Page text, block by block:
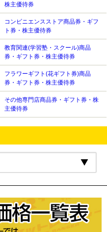
株主優待券
コンビニエンスストア商品券・ギフ
ト券・株主優待券
教育関連(学習塾・スクール)商品
券・ギフト券・株主優待券
フラワーギフト(花ギフト券)商品
券・ギフト券・株主優待券
その他専門店商品券・ギフト券・株
主優待券